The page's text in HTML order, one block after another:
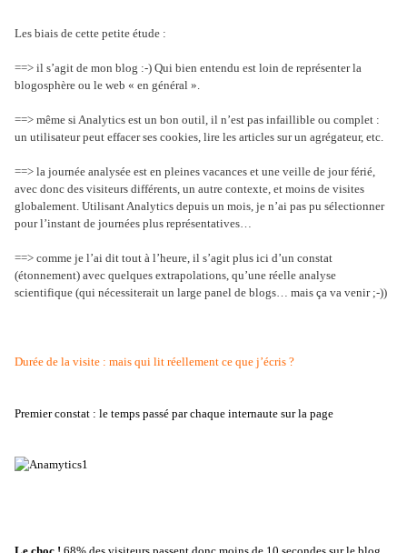
Les biais de cette petite étude :
==> il s’agit de mon blog :-) Qui bien entendu est loin de représenter la
blogosphère ou le web « en général ».
==> même si Analytics est un bon outil, il n’est pas infaillible ou complet :
un utilisateur peut effacer ses cookies, lire les articles sur un agrégateur, etc.
==> la journée analysée est en pleines vacances et une veille de jour férié,
avec donc des visiteurs différents, un autre contexte, et moins de visites
globalement. Utilisant Analytics depuis un mois, je n’ai pas pu sélectionner
pour l’instant de journées plus représentatives…
==> comme je l’ai dit tout à l’heure, il s’agit plus ici d’un constat
(étonnement) avec quelques extrapolations, qu’une réelle analyse
scientifique (qui nécessiterait un large panel de blogs… mais ça va venir ;-))
Durée de la visite : mais qui lit réellement ce que j’écris ?
Premier constat : le temps passé par chaque internaute sur la page